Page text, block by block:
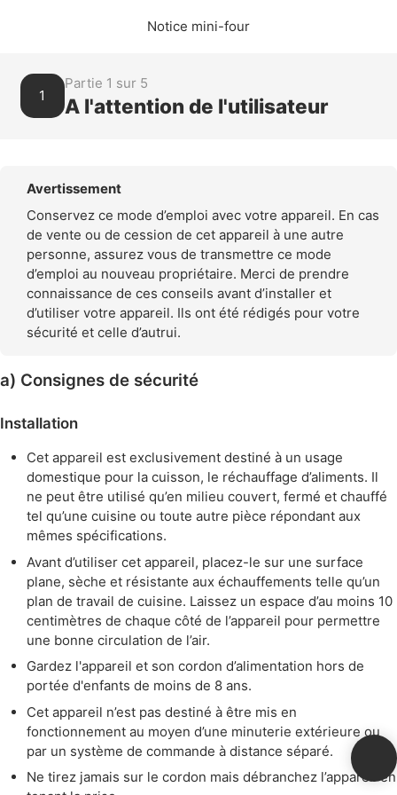
Notice mini-four
1
Partie 1 sur 5
A l'attention de l'utilisateur
Avertissement
Conservez ce mode d’emploi avec votre appareil. En cas
de vente ou de cession de cet appareil à une autre
personne, assurez vous de transmettre ce mode
d’emploi au nouveau propriétaire. Merci de prendre
connaissance de ces conseils avant d’installer et
d’utiliser votre appareil. Ils ont été rédigés pour votre
sécurité et celle d’autrui.
a) Consignes de sécurité
Installation
Cet appareil est exclusivement destiné à un usage
domestique pour la cuisson, le réchauffage d’aliments. Il
ne peut être utilisé qu’en milieu couvert, fermé et chauffé
tel qu’une cuisine ou toute autre pièce répondant aux
mêmes spécifications.
Avant d’utiliser cet appareil, placez-le sur une surface
plane, sèche et résistante aux échauffements telle qu’un
plan de travail de cuisine. Laissez un espace d’au moins 10
centimètres de chaque côté de l’appareil pour permettre
une bonne circulation de l’air.
Gardez l'appareil et son cordon d’alimentation hors de
portée d'enfants de moins de 8 ans.
Cet appareil n’est pas destiné à être mis en
fonctionnement au moyen d’une minuterie extérieure ou
par un système de commande à distance séparé.
Ne tirez jamais sur le cordon mais débranchez l’appareil en